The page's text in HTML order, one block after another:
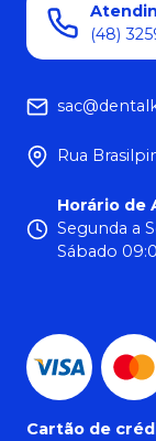
(48)
Rua
Horário de
Segunda a
Sábado
Cartão de